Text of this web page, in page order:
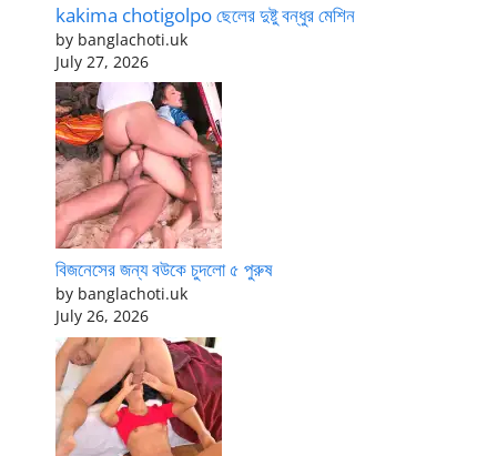
kakima chotigolpo ছেলের দুষ্টু বন্ধুর মেশিন
by banglachoti.uk
July 27, 2026
বিজনেসের জন্য বউকে চুদলো ৫ পুরুষ
by banglachoti.uk
July 26, 2026